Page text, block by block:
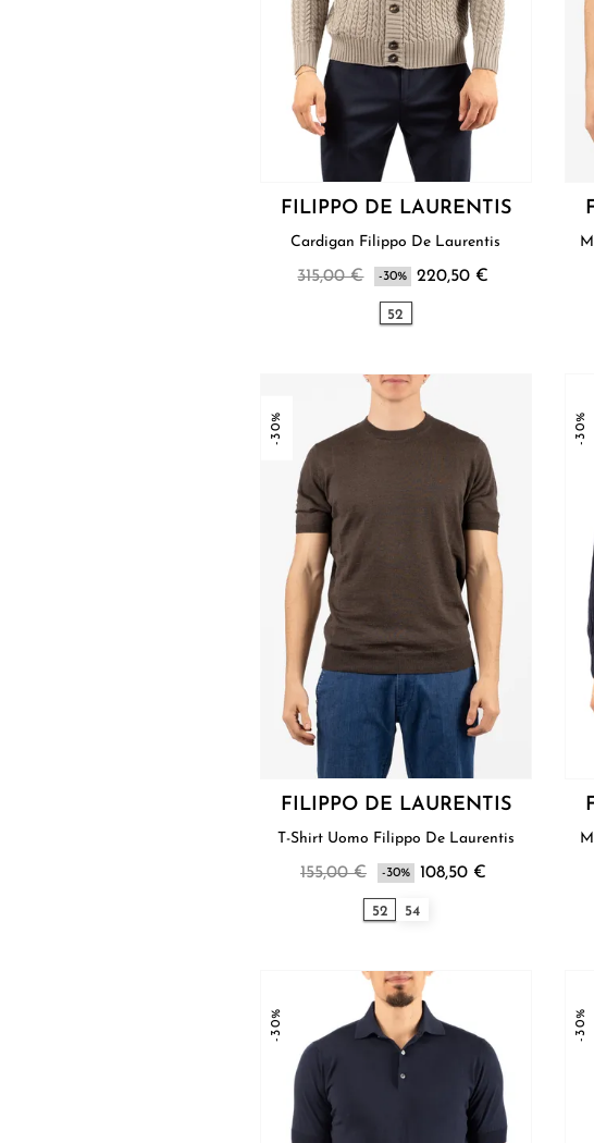
FILIPPO DE LAURENTIS
Cardigan Filippo De Laurentis
315,00 € -30% 220,50 €
52
-30%
FILIPPO DE LAURENTIS
T-Shirt Uomo Filippo De Laurentis
155,00 € -30% 108,50 €
52 54
-30%
-30% -30%